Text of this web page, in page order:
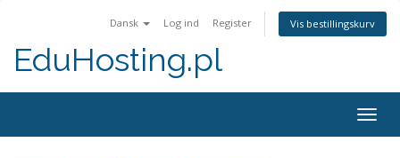
Dansk Log ind Register Vis bestillingskurv
EduHosting.pl